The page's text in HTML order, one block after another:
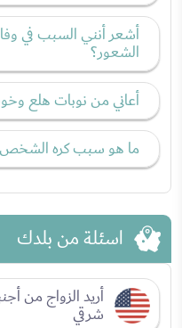
أشعر أنني السبب في
الشعور؟
أعاني من نوبات هلع
ما هو سبب كره
اسئلة من بلدك
أريد الزواج من
شرقي